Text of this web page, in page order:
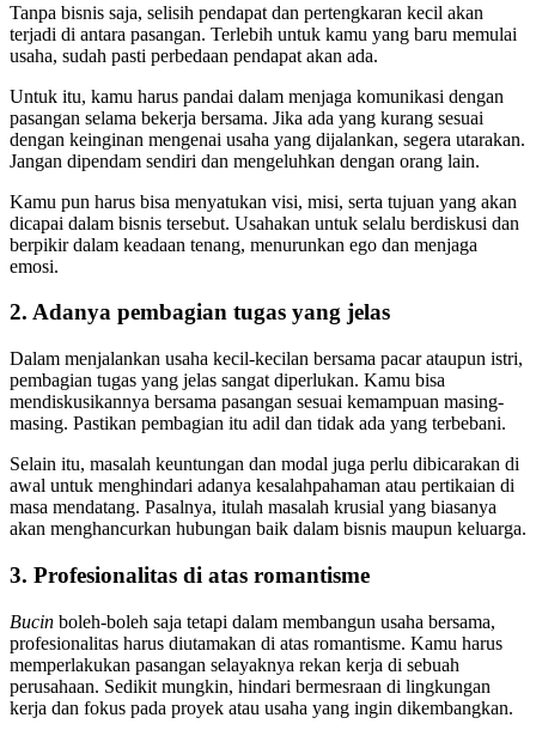
Tanpa bisnis saja, selisih pendapat dan pertengkaran kecil akan
terjadi di antara pasangan. Terlebih untuk kamu yang baru memulai
usaha, sudah pasti perbedaan pendapat akan ada.
Untuk itu, kamu harus pandai dalam menjaga komunikasi dengan
pasangan selama bekerja bersama. Jika ada yang kurang sesuai
dengan keinginan mengenai usaha yang dijalankan, segera utarakan.
Jangan dipendam sendiri dan mengeluhkan dengan orang lain.
Kamu pun harus bisa menyatukan visi, misi, serta tujuan yang akan
dicapai dalam bisnis tersebut. Usahakan untuk selalu berdiskusi dan
berpikir dalam keadaan tenang, menurunkan ego dan menjaga
emosi.
2. Adanya pembagian tugas yang jelas
Dalam menjalankan usaha kecil-kecilan bersama pacar ataupun istri,
pembagian tugas yang jelas sangat diperlukan. Kamu bisa
mendiskusikannya bersama pasangan sesuai kemampuan masing-
masing. Pastikan pembagian itu adil dan tidak ada yang terbebani.
Selain itu, masalah keuntungan dan modal juga perlu dibicarakan di
awal untuk menghindari adanya kesalahpahaman atau pertikaian di
masa mendatang. Pasalnya, itulah masalah krusial yang biasanya
akan menghancurkan hubungan baik dalam bisnis maupun keluarga.
3. Profesionalitas di atas romantisme
Bucin boleh-boleh saja tetapi dalam membangun usaha bersama,
profesionalitas harus diutamakan di atas romantisme. Kamu harus
memperlakukan pasangan selayaknya rekan kerja di sebuah
perusahaan. Sedikit mungkin, hindari bermesraan di lingkungan
kerja dan fokus pada proyek atau usaha yang ingin dikembangkan.